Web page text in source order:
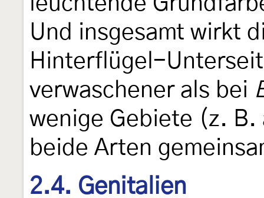
Und insgesamt wirkt
Hinterflügel-
verwaschener als bei
wenige Gebiete (z.
beide Arten
2.4. Genitalien